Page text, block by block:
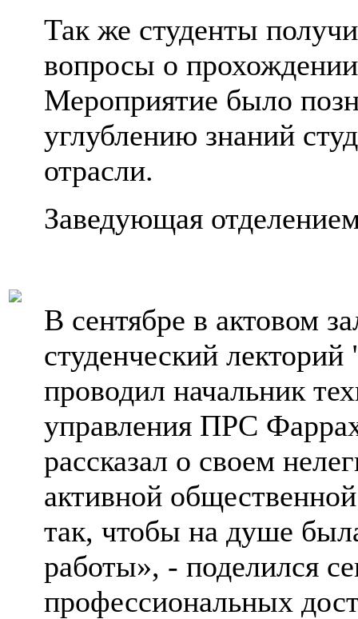
Так же студенты
вопросы о
Мероприятие было
углублению знаний
отрасли.
Заведующая
В сентябре в актовом
студенческий
проводил начальник
управления ПРС
рассказал о своем
активной
так, чтобы на душе
работы», - поделился
профессиональных